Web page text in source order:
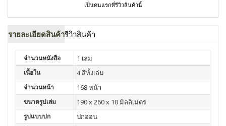
เป็นคนแรกที่รีวิวสินค้านี้
รายละเอียดสินค้ารีวิวสินค้า
จำนวนหนังสือ 1 เล่ม
เนื้อใน 4 สีทั้งเล่ม
จำนวนหน้า 168 หน้า
ขนาดรูปเล่ม 190 x 260 x 10 มิลลิเมตร
รูปแบบปก ปกอ่อน